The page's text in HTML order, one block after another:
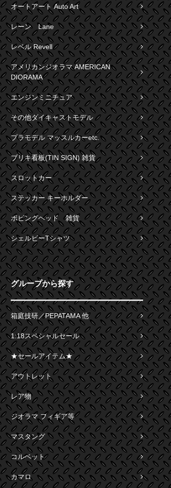
オートアート Auto Art
レーン Lane
レベル Revell
アメリカンジオラマ AMERICAN
DIORAMA
エンジンミニチュア
その他ダイキャストモデル
プラモデル マッスルカーetc.
ブリキ看板(TIN SIGN) 雑貨
スロットカー
ステッカー キーホルダー
ボビングヘッド 雑貨
シェルビーTシャツ
グループから探す
箱庭技研／PEPATAMA 他
1:18スペシャルセール
★セールアイテム★
アウトレット
レア物
ジオラマ フィギア等
マスタング
コルベット
カマロ